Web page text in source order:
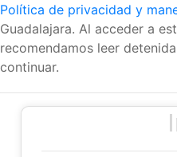
Política de privacidad y
Guadalajara. Al acceder a
recomendamos leer
continuar.